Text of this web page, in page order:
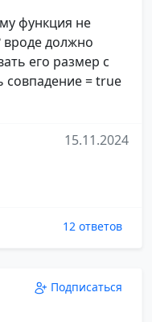
функция не
должно
его размер с
совпадение = true
15.11.2024
12 ответов
Подписаться